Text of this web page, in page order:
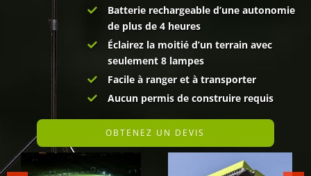
CONTACTEZ
Batterie rechargeable d’une autonomie
de plus de 4 heures
Éclairez la moitié d’un terrain avec
seulement 8 lampes
Facile à ranger et à transporter
Aucun permis de construire requis
OBTENEZ UN DEVIS